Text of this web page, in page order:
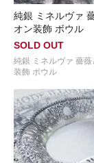
純銀 ミネルヴァ
オン装飾 ボウル
SOLD OUT
純銀 ミネルヴァ 薔
装飾 ボウル